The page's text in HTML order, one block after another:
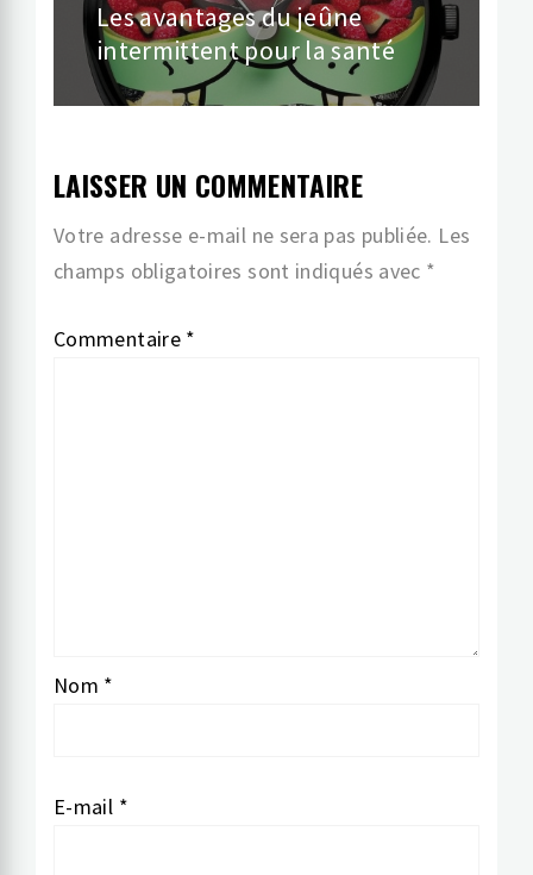
Article
suivant:
Les avantages du jeûne
intermittent pour la santé
LAISSER UN COMMENTAIRE
Votre adresse e-mail ne sera pas publiée. Les
champs obligatoires sont indiqués avec *
Commentaire *
Nom *
E-mail *